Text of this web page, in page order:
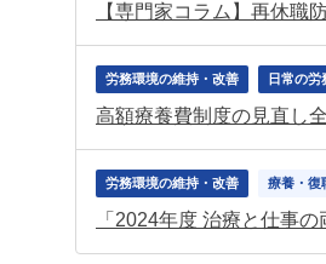
【専門家コラム】再休職
労務環境の維持・改善 日常の労
高額療養費制度の見直し
労務環境の維持・改善 療養・復